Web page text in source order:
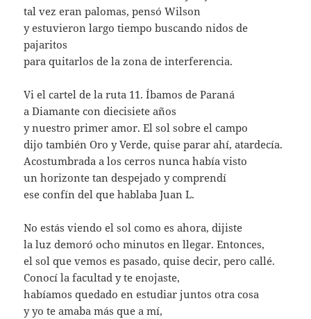
tal vez eran palomas, pensó Wilson
y estuvieron largo tiempo buscando nidos de
pajaritos
para quitarlos de la zona de interferencia.
Vi el cartel de la ruta 11. Íbamos de Paraná
a Diamante con diecisiete años
y nuestro primer amor. El sol sobre el campo
dijo también Oro y Verde, quise parar ahí, atardecía.
Acostumbrada a los cerros nunca había visto
un horizonte tan despejado y comprendí
ese confín del que hablaba Juan L.
No estás viendo el sol como es ahora, dijiste
la luz demoró ocho minutos en llegar. Entonces,
el sol que vemos es pasado, quise decir, pero callé.
Conocí la facultad y te enojaste,
habíamos quedado en estudiar juntos otra cosa
y yo te amaba más que a mí,